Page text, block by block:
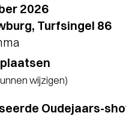
2026
Turfsingel 86
wijzigen)
Oudejaars-